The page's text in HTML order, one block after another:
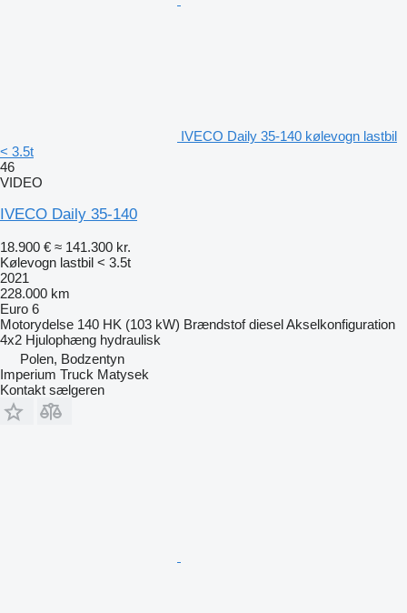
IVECO Daily 35-140 kølevogn lastbil
< 3.5t
46
VIDEO
IVECO Daily 35-140
18.900 € ≈ 141.300 kr.
Kølevogn lastbil < 3.5t
2021
228.000 km
Euro 6
Motorydelse 140 HK (103 kW) Brændstof dieselAkselkonfiguration
4x2 Hjulophæng hydraulisk
Polen, Bodzentyn
Imperium Truck Matysek
Kontakt sælgeren